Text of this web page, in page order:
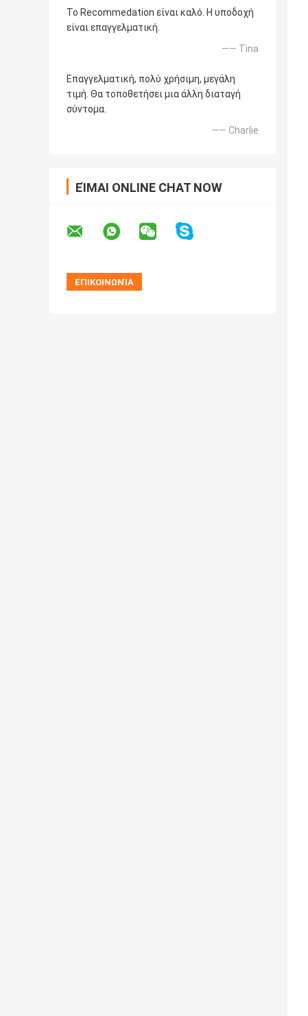
Το Recommedation είναι καλό. Η υποδοχή
είναι επαγγελματική.
—— Tina
Επαγγελματική, πολύ χρήσιμη, μεγάλη
τιμή. Θα τοποθετήσει μια άλλη διαταγή
σύντομα.
—— Charlie
ΕΊΜΑΙ ONLINE CHAT NOW